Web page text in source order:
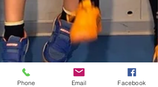
Phone Email Facebook